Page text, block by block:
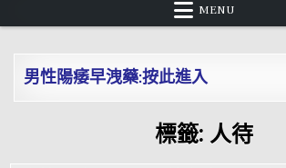
MENU
男性陽痿早洩藥:按此進入
標籤: 人待